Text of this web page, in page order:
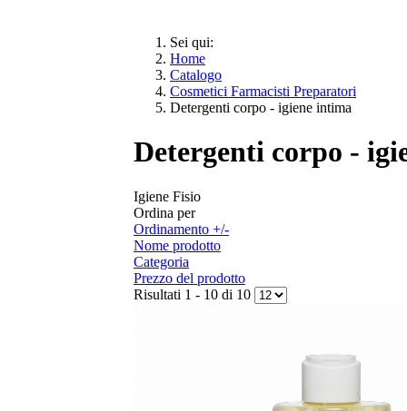
Sei qui:
Home
Catalogo
Cosmetici Farmacisti Preparatori
Detergenti corpo - igiene intima
Detergenti corpo -
Igiene Fisio
Ordina per
Ordinamento +/-
Nome prodotto
Categoria
Prezzo del prodotto
Risultati 1 - 10 di 10